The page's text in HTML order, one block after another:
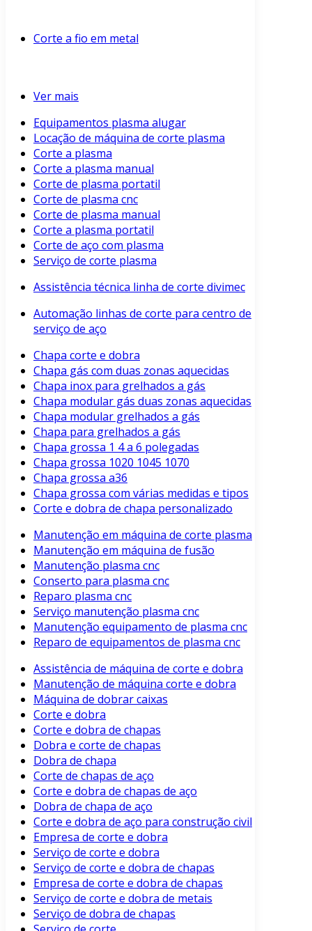
Corte a fio em metal
Ver mais
Equipamentos plasma alugar
Locação de máquina de corte plasma
Corte a plasma
Corte a plasma manual
Corte de plasma portatil
Corte de plasma cnc
Corte de plasma manual
Corte a plasma portatil
Corte de aço com plasma
Serviço de corte plasma
Assistência técnica linha de corte divimec
Automação linhas de corte para centro de
serviço de aço
Chapa corte e dobra
Chapa gás com duas zonas aquecidas
Chapa inox para grelhados a gás
Chapa modular gás duas zonas aquecidas
Chapa modular grelhados a gás
Chapa para grelhados a gás
Chapa grossa 1 4 a 6 polegadas
Chapa grossa 1020 1045 1070
Chapa grossa a36
Chapa grossa com várias medidas e tipos
Corte e dobra de chapa personalizado
Manutenção em máquina de corte plasma
Manutenção em máquina de fusão
Manutenção plasma cnc
Conserto para plasma cnc
Reparo plasma cnc
Serviço manutenção plasma cnc
Manutenção equipamento de plasma cnc
Reparo de equipamentos de plasma cnc
Assistência de máquina de corte e dobra
Manutenção de máquina corte e dobra
Máquina de dobrar caixas
Corte e dobra
Corte e dobra de chapas
Dobra e corte de chapas
Dobra de chapa
Corte de chapas de aço
Corte e dobra de chapas de aço
Dobra de chapa de aço
Corte e dobra de aço para construção civil
Empresa de corte e dobra
Serviço de corte e dobra
Serviço de corte e dobra de chapas
Empresa de corte e dobra de chapas
Serviço de corte e dobra de metais
Serviço de dobra de chapas